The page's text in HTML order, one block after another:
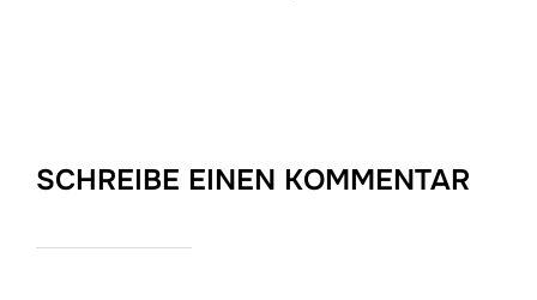
SCHREIBE EINEN KOMMENTAR